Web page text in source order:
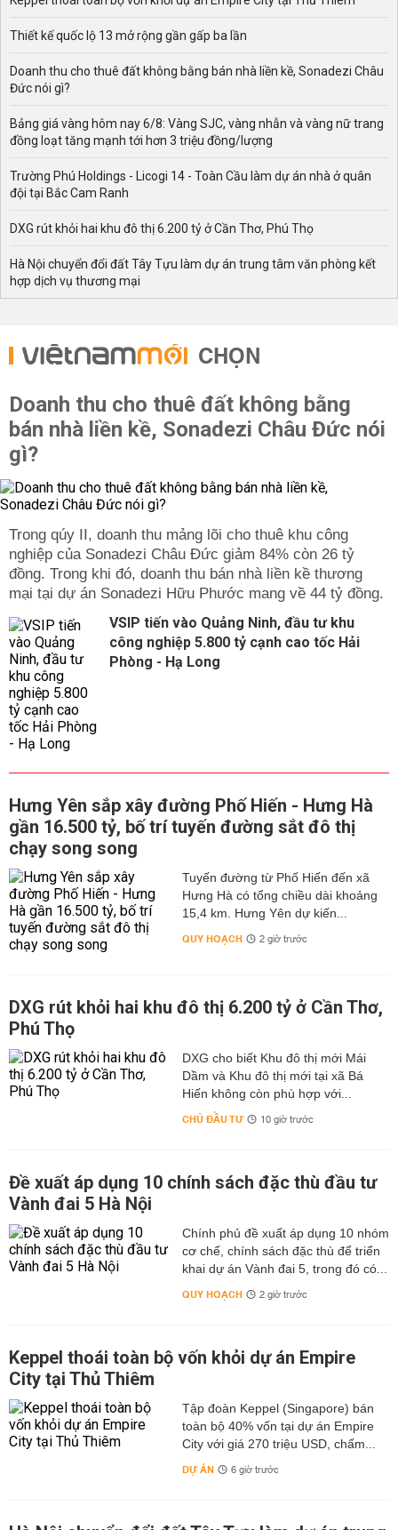
Thiết kế quốc lộ 13 mở rộng gần gấp ba lần
Doanh thu cho thuê đất không bằng bán nhà liền kề, Sonadezi Châu
Đức nói gì?
Bảng giá vàng hôm nay 6/8: Vàng SJC, vàng nhẫn và vàng nữ trang
đồng loạt tăng mạnh tới hơn 3 triệu đồng/lượng
Trường Phú Holdings - Licogi 14 - Toàn Cầu làm dự án nhà ở quân
đội tại Bắc Cam Ranh
DXG rút khỏi hai khu đô thị 6.200 tỷ ở Cần Thơ, Phú Thọ
Hà Nội chuyển đổi đất Tây Tựu làm dự án trung tâm văn phòng kết
hợp dịch vụ thương mại
CHỌN
Doanh thu cho thuê đất không bằng
bán nhà liền kề, Sonadezi Châu Đức nói
gì?
Trong qúy II, doanh thu mảng lõi cho thuê khu công
nghiệp của Sonadezi Châu Đức giảm 84% còn 26 tỷ
đồng. Trong khi đó, doanh thu bán nhà liền kề thương
mại tại dự án Sonadezi Hữu Phước mang về 44 tỷ đồng.
VSIP tiến vào Quảng Ninh, đầu tư khu
công nghiệp 5.800 tỷ cạnh cao tốc Hải
Phòng - Hạ Long
Hưng Yên sắp xây đường Phố Hiến - Hưng Hà
gần 16.500 tỷ, bố trí tuyến đường sắt đô thị
chạy song song
Tuyến đường từ Phố Hiến đến xã
Hưng Hà có tổng chiều dài khoảng
15,4 km. Hưng Yên dự kiến...
QUY HOẠCH 2 giờ trước
DXG rút khỏi hai khu đô thị 6.200 tỷ ở Cần Thơ,
Phú Thọ
DXG cho biết Khu đô thị mới Mái
Dầm và Khu đô thị mới tại xã Bá
Hiến không còn phù hợp với...
CHỦ ĐẦU TƯ 10 giờ trước
Đề xuất áp dụng 10 chính sách đặc thù đầu tư
Vành đai 5 Hà Nội
Chính phủ đề xuất áp dụng 10 nhóm
cơ chế, chính sách đặc thù để triển
khai dự án Vành đai 5, trong đó có...
QUY HOẠCH 2 giờ trước
Keppel thoái toàn bộ vốn khỏi dự án Empire
City tại Thủ Thiêm
Tập đoàn Keppel (Singapore) bán
toàn bộ 40% vốn tại dự án Empire
City với giá 270 triệu USD, chấm...
DỰ ÁN 6 giờ trước